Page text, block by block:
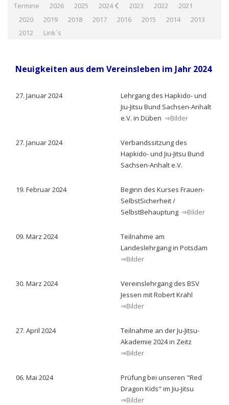
Termine 2026 2025 2024 2023 2022
2021
2020
2019 2018 2017 2016 2015 2014
2013
2012
Link´s
Neuigkeiten aus dem Vereinsleben im Jahr 2024
27. Januar 2024
Lehrgang des Hapkido- und
Jiu-Jitsu Bund Sachsen-Anhalt
e.V. in Düben ⇒Bilder
27. Januar 2024
Verbandssitzung des
Hapkido- und Jiu-Jitsu Bund
Sachsen-Anhalt e.V.
19. Februar 2024
Beginn des Kurses Frauen-
SelbstSicherheit /
SelbstBehauptung ⇒Bilder
09. März 2024
Teilnahme am
Landeslehrgang in Potsdam
⇒Bilder
30. März 2024
Vereinslehrgang des BSV
Jessen mit Robert Krahl
⇒Bilder
27. April 2024
Teilnahme an der Ju-Jitsu-
Akademie 2024 in Zeitz
⇒Bilder
06. Mai 2024
Prüfung bei unseren "Red
Dragon Kids" im Jiu-Jitsu
⇒Bilder